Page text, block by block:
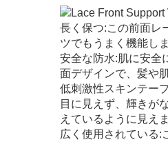
長く保つ:この前面レ
ツでもうまく機能し
安全な防水:肌に安全
面デザインで、髪や
低刺激性スキンテー
目に見えず、輝きが
えているように見え
広く使用されている: